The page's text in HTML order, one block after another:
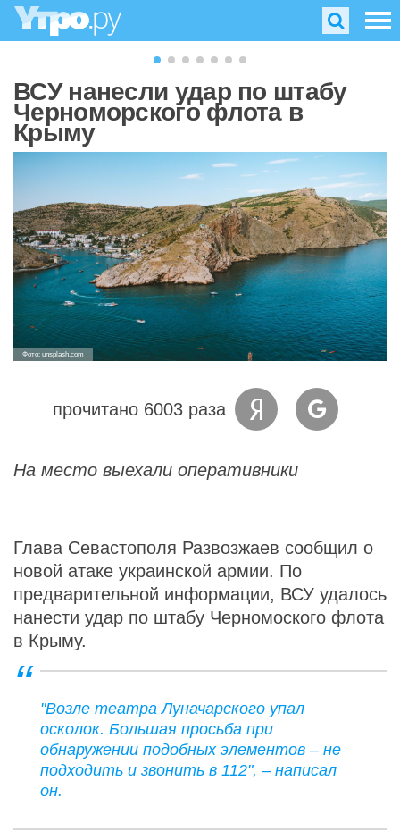
ВСУ нанесли удар по штабу
Черноморского флота в
Крыму
Фото: unsplash.com
прочитано 6003 раза
На место выехали оперативники
Глава Севастополя Развозжаев сообщил о
новой атаке украинской армии. По
предварительной информации, ВСУ удалось
нанести удар по штабу Черномоского флота
в Крыму.
"Возле театра Луначарского упал
осколок. Большая просьба при
обнаружении подобных элементов – не
подходить и звонить в 112", – написал
он.